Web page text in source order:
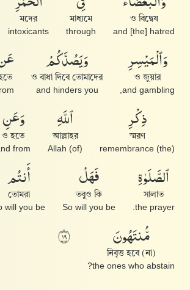
ও বিদ্বেষ
and [the] hatred
মাধ্যমে
through
মদের
intoxicants
وَٱلْمَيْسِرِ
ও জুয়ার
and gambling,
وَيَصُدَّكُمْ
ও বাধা দিবে তোমাদের
and hinders you
ذِكْرِ
স্মরণ
(the) remembrance
ٱللَّهِ
আল্লাহর
(of) Allah
وَعَنِ
ও হতে
from
ٱلصَّلَوٰةِ
সালাত
the prayer.
فَهَلْ
তবুও কি
So will you be
أَنتُم
তোমরা
will you be
مُّنتَهُونَ
নিবৃত্ত হবে (না)
the ones who abstain?
٩١